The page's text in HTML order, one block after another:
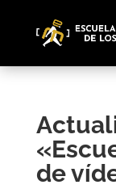
de